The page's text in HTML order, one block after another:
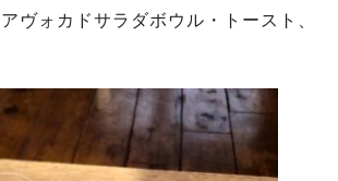
ヴォカドサラダボウル・トースト、